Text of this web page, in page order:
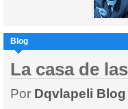
Blog
La casa de
Por Dqvlapeli Blog